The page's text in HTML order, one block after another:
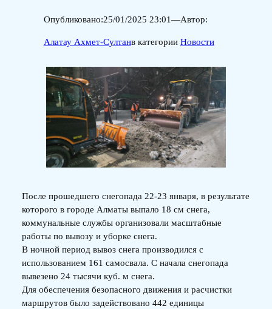
Опубликовано:25/01/2025 23:01—Автор:
Алатау Ахмет-Султанв категории Новости
После прошедшего снегопада 22-23 января, в результате
которого в городе Алматы выпало 18 см снега,
коммунальные службы организовали масштабные
работы по вывозу и уборке снега.
В ночной период вывоз снега производился с
использованием 161 самосвала. С начала снегопада
вывезено 24 тысячи куб. м снега.
Для обеспечения безопасного движения и расчистки
маршрутов было задействовано 442 единицы